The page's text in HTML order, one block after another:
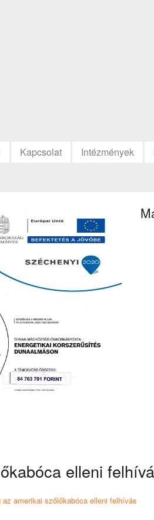
Kapcsolat Intézmények
elleni
amerikai szőlőkabóca elleni felhívás